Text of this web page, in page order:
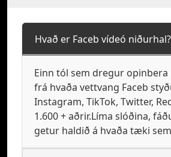
Hvað er Faceb vídeó niðurhal?
Einn tól sem dregur opinbera
frá hvaða vettvang Faceb
Instagram, TikTok, Twitter,
1.600 + aðrir.Líma slóðina,
getur haldið á hvaða tæki